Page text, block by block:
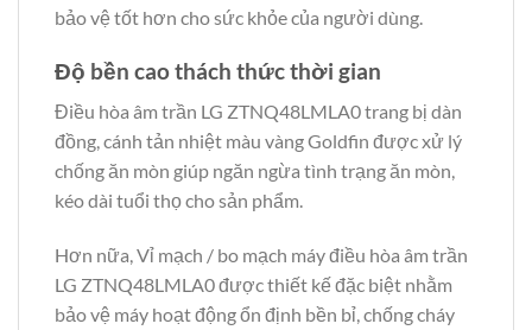
bảo vệ tốt hơn cho sức khỏe của người dùng.
Độ bền cao thách thức thời gian
Điều hòa âm trần LG ZTNQ48LMLA0 trang bị dàn
đồng, cánh tản nhiệt màu vàng Goldfin được xử lý
chống ăn mòn giúp ngăn ngừa tình trạng ăn mòn,
kéo dài tuổi thọ cho sản phẩm.
Hơn nữa, Vỉ mạch / bo mạch máy điều hòa âm trần
LG ZTNQ48LMLA0 được thiết kế đặc biệt nhằm
bảo vệ máy hoạt động ổn định bền bỉ, chống cháy